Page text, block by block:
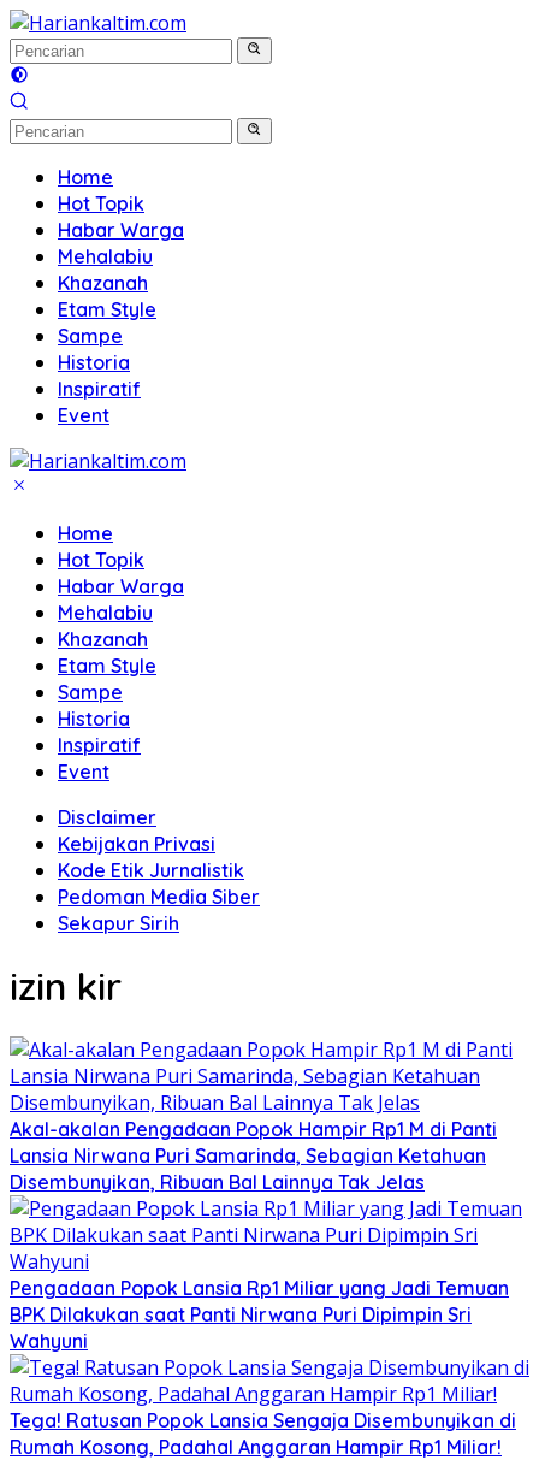
Langsung
ke
konten
Home
Hot Topik
Habar Warga
Mehalabiu
Khazanah
Etam Style
Sampe
Historia
Inspiratif
Event
Home
Hot Topik
Habar Warga
Mehalabiu
Khazanah
Etam Style
Sampe
Historia
Inspiratif
Event
Disclaimer
Kebijakan Privasi
Kode Etik Jurnalistik
Pedoman Media Siber
Sekapur Sirih
izin kir
Akal-akalan Pengadaan Popok Hampir Rp1 M di Panti
Lansia Nirwana Puri Samarinda, Sebagian Ketahuan
Disembunyikan, Ribuan Bal Lainnya Tak Jelas
Pengadaan Popok Lansia Rp1 Miliar yang Jadi Temuan
BPK Dilakukan saat Panti Nirwana Puri Dipimpin Sri
Wahyuni
Tega! Ratusan Popok Lansia Sengaja Disembunyikan di
Rumah Kosong, Padahal Anggaran Hampir Rp1 Miliar!